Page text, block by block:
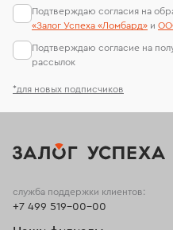
*для новых подписчиков
Подтверждаю согласия на
«Залог Успеха «Ломбард» и
Подтверждаю согласие на
рассылок
служба поддержки клиентов:
+7 499 519-00-00